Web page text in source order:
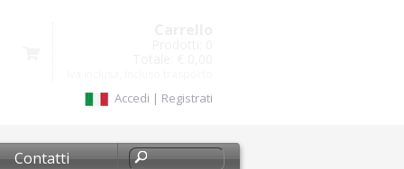
Accedi | Registrati
Contatti